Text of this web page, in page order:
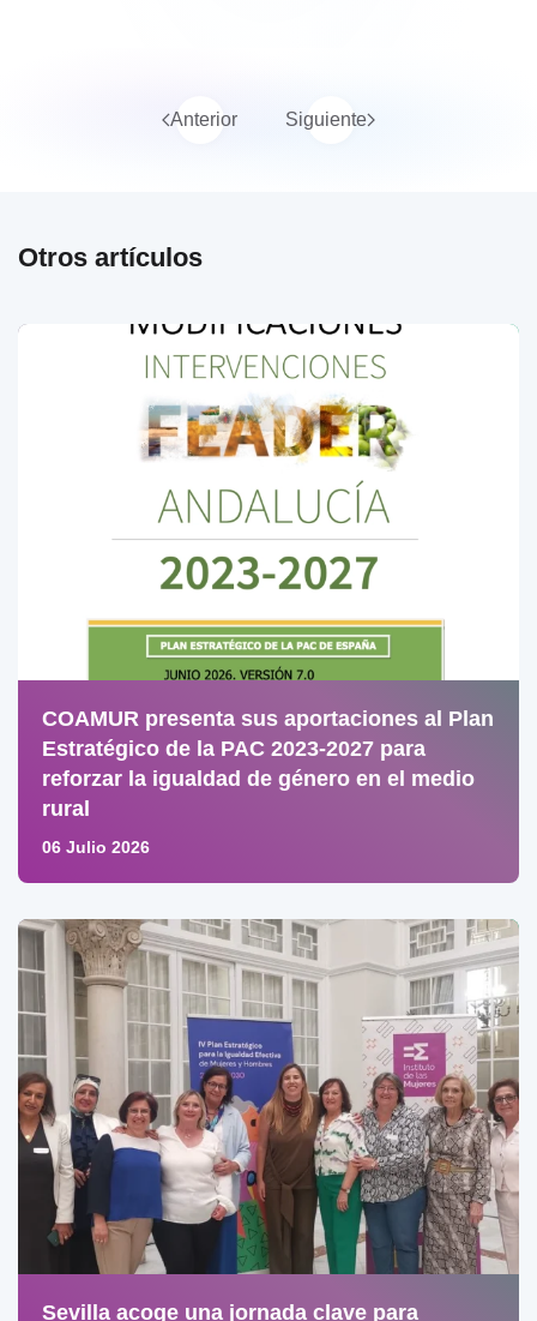
Anterior Siguiente
Otros artículos
COAMUR presenta sus aportaciones al Plan
Estratégico de la PAC 2023-2027 para
reforzar la igualdad de género en el medio
rural
06 Julio 2026
Sevilla acoge una jornada clave para